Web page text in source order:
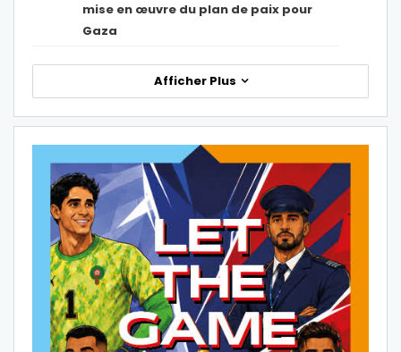
mise en œuvre du plan de paix pour
Gaza
Afficher Plus